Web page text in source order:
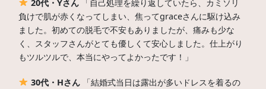
20代・Yさん「自己処理を繰り返していたら、カミソリ
負けで肌が赤くなってしまい、焦ってgraceさんに駆け込み
ました。初めての脱毛で不安もありましたが、痛みも少な
く、スタッフさんがとても優しくて安心しました。仕上がり
もツルツルで、本当にやってよかったです！」
30代・Hさん「結婚式当日は露出が多いドレスを着るの